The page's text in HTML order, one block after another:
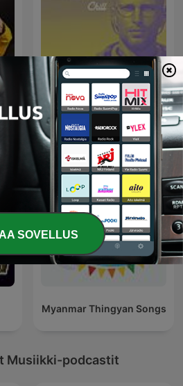
Myanmar Thingyan Songs
Musiikki-podcastit
SOVELLUS